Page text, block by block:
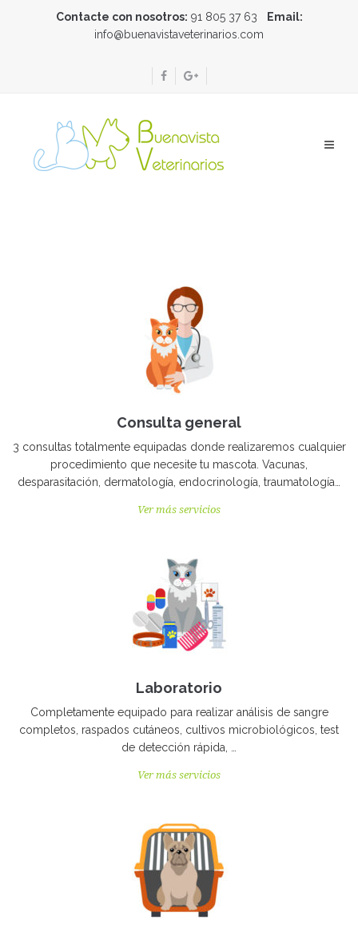
Contacte con nosotros: 91 805 37 63
Email:
info@buenavistaveterinarios.com
Consulta general
3 consultas totalmente equipadas donde realizaremos cualquier
procedimiento que necesite tu mascota. Vacunas,
desparasitación, dermatología, endocrinología, traumatología…
Ver más servicios
Laboratorio
Completamente equipado para realizar análisis de sangre
completos, raspados cutáneos, cultivos microbiológicos, test
de detección rápida, …
Ver más servicios